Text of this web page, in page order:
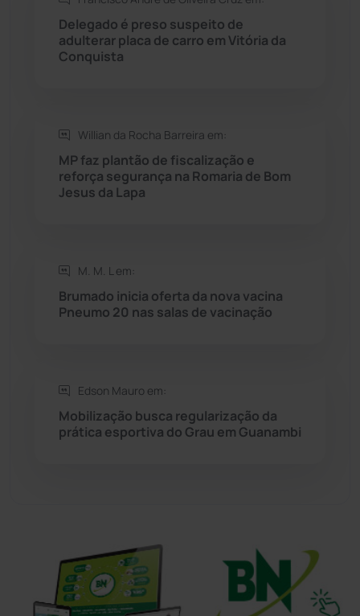
Rio do Antônio
Rio do Pires
Seabra
Sebastião Laranjeiras
Sudoeste Baiano
Tanhaçu
Delegado é preso suspeito de
adulterar placa de carro em Vitória da
Conquista
Willian da Rocha Barreira em:
MP faz plantão de fiscalização e
reforça segurança na Romaria de Bom
Jesus da Lapa
M. M. L em:
Brumado inicia oferta da nova vacina
Pneumo 20 nas salas de vacinação
Edson Mauro em:
Mobilização busca regularização da
prática esportiva do Grau em Guanambi